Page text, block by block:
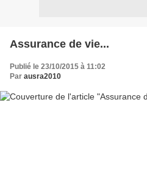
Assurance de vie...
Publié le 23/10/2015 à 11:02
Par ausra2010